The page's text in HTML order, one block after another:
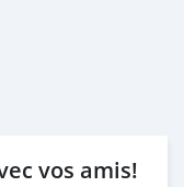
vos amis!